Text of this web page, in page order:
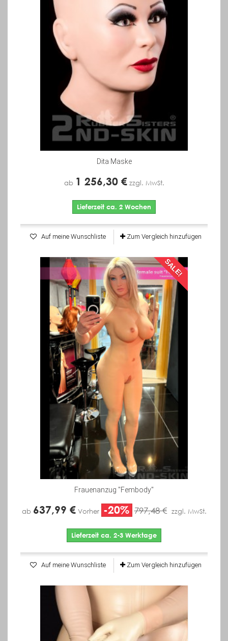
Dita Maske
ab 1 256,30 € zzgl. MwSt.
Lieferzeit ca. 2 Wochen
Auf meine Wunschliste Zum Vergleich hinzufügen
SALE!
Frauenanzug "Fembody"
ab 637,99 € Vorher -20% 797,48 € zzgl. MwSt.
Lieferzeit ca. 2-3 Werktage
Auf meine Wunschliste Zum Vergleich hinzufügen